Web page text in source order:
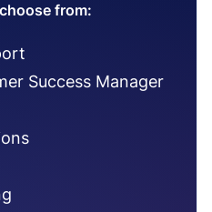
from:
Success Manager